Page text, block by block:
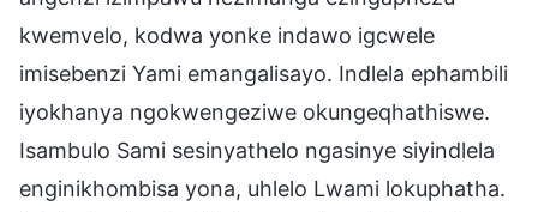
kwemvelo, kodwa yonke indawo igcwele
imisebenzi Yami emangalisayo. Indlela ephambili
iyokhanya ngokwengeziwe okungeqhathiswe.
Isambulo Sami sesinyathelo ngasinye siyindlela
enginikhombisa yona, uhlelo Lwami lokuphatha.